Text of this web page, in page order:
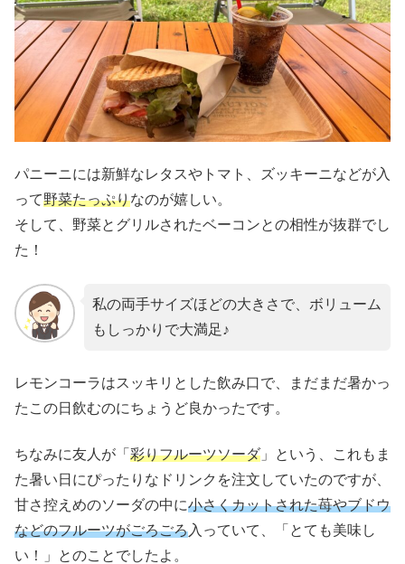
パニーニには新鮮なレタスやトマト、ズッキーニなどが入
って野菜たっぷりなのが嬉しい。
そして、野菜とグリルされたベーコンとの相性が抜群でし
た！
私の両手サイズほどの大きさで、ボリューム
もしっかりで大満足♪
レモンコーラはスッキリとした飲み口で、まだまだ暑かっ
たこの日飲むのにちょうど良かったです。
ちなみに友人が「 彩りフルーツソーダ」という、これもま
た暑い日にぴったりなドリンクを注文していたのですが、
甘さ控えめのソーダの中に小さくカットされた苺やブドウ
などのフルーツがごろごろ入っていて、「とても美味し
い！」とのことでしたよ。